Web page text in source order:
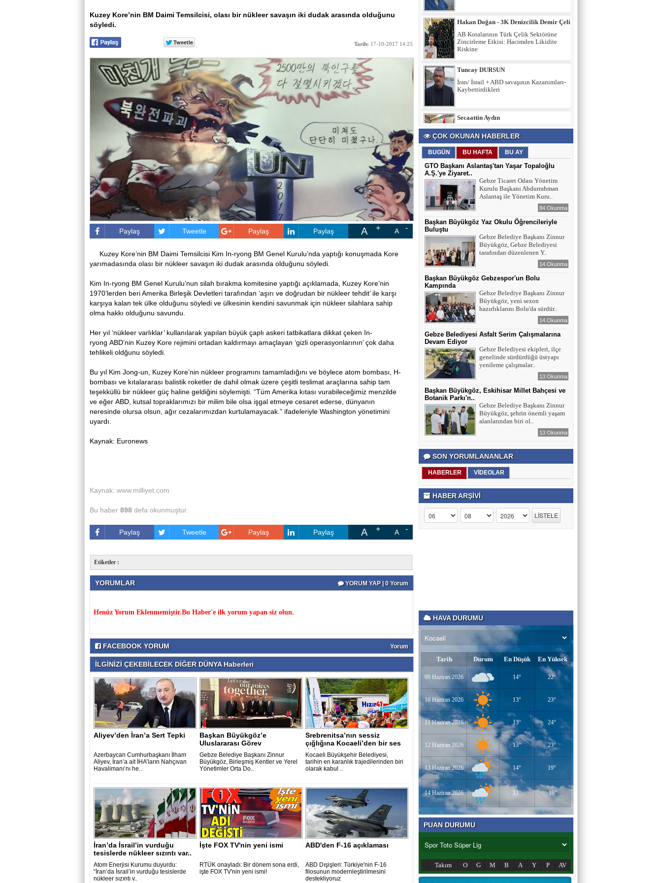
Kuzey Kore’nin BM Daimi Temsilcisi, olası bir nükleer savaşın iki dudak arasında olduğunu
söyledi.
Tarih: 17-10-2017 14:25
Paylaş Tweetle Paylaş Paylaş A A
Kuzey Kore’nin BM Daimi Temsilcisi Kim In-ryong BM Genel Kurulu’nda yaptığı konuşmada Kore
yarımadasında olası bir nükleer savaşın iki dudak arasında olduğunu söyledi.
Kim In-ryong BM Genel Kurulu’nun silah bırakma komitesine yaptığı açıklamada, Kuzey Kore’nin
1970’lerden beri Amerika Birleşik Devletleri tarafından ‘aşırı ve doğrudan bir nükleer tehdit’ ile karşı
karşıya kalan tek ülke olduğunu söyledi ve ülkesinin kendini savunmak için nükleer silahlara sahip
olma hakkı olduğunu savundu.
Her yıl ‘nükleer varlıklar’ kullanılarak yapılan büyük çaplı askeri tatbikatlara dikkat çeken In-
ryong ABD’nin Kuzey Kore rejimini ortadan kaldırmayı amaçlayan ‘gizli operasyonlarının’ çok daha
tehlikeli oldğunu söyledi.
Bu yıl Kim Jong-un, Kuzey Kore’nin nükleer programını tamamladığını ve böylece atom bombası, H-
bombası ve kıtalararası balistik roketler de dahil olmak üzere çeşitli teslimat araçlarına sahip tam
teşekküllü bir nükleer güç haline geldiğini söylemişti. “Tüm Amerika kıtası vurabileceğimiz menzilde
ve eğer ABD, kutsal topraklarımızı bir milim bile olsa işgal etmeye cesaret ederse, dünyanın
neresinde olursa olsun, ağır cezalarımızdan kurtulamayacak.” ifadeleriyle Washington yönetimini
uyardı.
Kaynak: Euronews
Kaynak: www.milliyet.com
Bu haber 898 defa okunmuştur.
Paylaş Tweetle Paylaş Paylaş A A
Etiketler :
YORUMLAR YORUM YAP | 0 Yorum
Henüz Yorum Eklenmemiştir.Bu Haber'e ilk yorum yapan siz olun.
FACEBOOK YORUM Yorum
İLGİNİZİ ÇEKEBİLECEK DİĞER DÜNYA Haberleri
Aliyev’den İran’a Sert Tepki
Azerbaycan Cumhurbaşkanı İlham
Aliyev, İran’a ait İHA’ların Nahçıvan
Havalimanı’nı he..
Başkan Büyükgöz’e
Uluslararası Görev
Gebze Belediye Başkanı Zinnur
Büyükgöz, Birleşmiş Kentler ve Yerel
Yönetimler Orta Do..
Srebrenitsa’nın sessiz
çığlığına Kocaeli’den bir ses
daha..
Kocaeli Büyükşehir Belediyesi,
tarihin en karanlık trajedilerinden biri
olarak kabul ..
İran’da İsrail’in vurduğu
tesislerde nükleer sızıntı var..
Atom Enerjisi Kurumu duyurdu:
“İran’da İsrail’in vurduğu tesislerde
nükleer sızıntı v..
İşte FOX TV'nin yeni ismi
RTÜK onayladı: Bir dönem sona erdi,
işte FOX TV'nin yeni ismi!
ABD'den F-16 açıklaması
ABD Dışişleri: Türkiye'nin F-16
filosunun modernleştirilmesini
destekliyoruz
Riskine
Tuncay DURSUN
İran/ İsrail + ABD savaşının Kazanımları-
Secaattin Aydın
Birlik, Karakter ve Emanet: Yarının
Türkiye’sini İnşa Etmek
İltifat NECEFLİ
Başkan Aslantaş’a "Hırsız" demek
insafsızlıktır
ÇOK OKUNAN HABERLER
BUGÜN BU HAFTA BU AY
GTO Başkanı Aslantaş'tan Yaşar Topaloğlu
A.Ş.'ye Ziyaret..
Gebze Ticaret Odası Yönetim
Kurulu Başkanı Abdurrahman
Aslantaş ile Yönetim Kuru..
84 Okunma
Başkan Büyükgöz Yaz Okulu Öğrencileriyle
Buluştu
Gebze Belediye Başkanı Zinnur
Büyükgöz, Gebze Belediyesi
tarafından düzenlenen Y..
14 Okunma
Başkan Büyükgöz Gebzespor'un Bolu
Kampında
Gebze Belediye Başkanı Zinnur
Büyükgöz, yeni sezon
hazırlıklarını Bolu'da sürdür..
14 Okunma
Gebze Belediyesi Asfalt Serim Çalışmalarına
Devam Ediyor
Gebze Belediyesi ekipleri, ilçe
genelinde sürdürdüğü üstyapı
yenileme çalışmalar..
13 Okunma
Başkan Büyükgöz, Eskihisar Millet Bahçesi ve
Botanik Parkı'n..
Gebze Belediye Başkanı Zinnur
Büyükgöz, şehrin önemli yaşam
alanlarından biri ol..
13 Okunma
SON YORUMLANANLAR
HABERLER VİDEOLAR
HABER ARŞİVİ
HAVA DURUMU
Tarih Durum En Düşük En Yüksek
09 Haziran 2026 14° 22°
10 Haziran 2026 13° 23°
11 Haziran 2026 13° 24°
12 Haziran 2026 13° 23°
13 Haziran 2026 14° 19°
14 Haziran 2026 13° 19°
PUAN DURUMU
Takım O G M B A Y P AV